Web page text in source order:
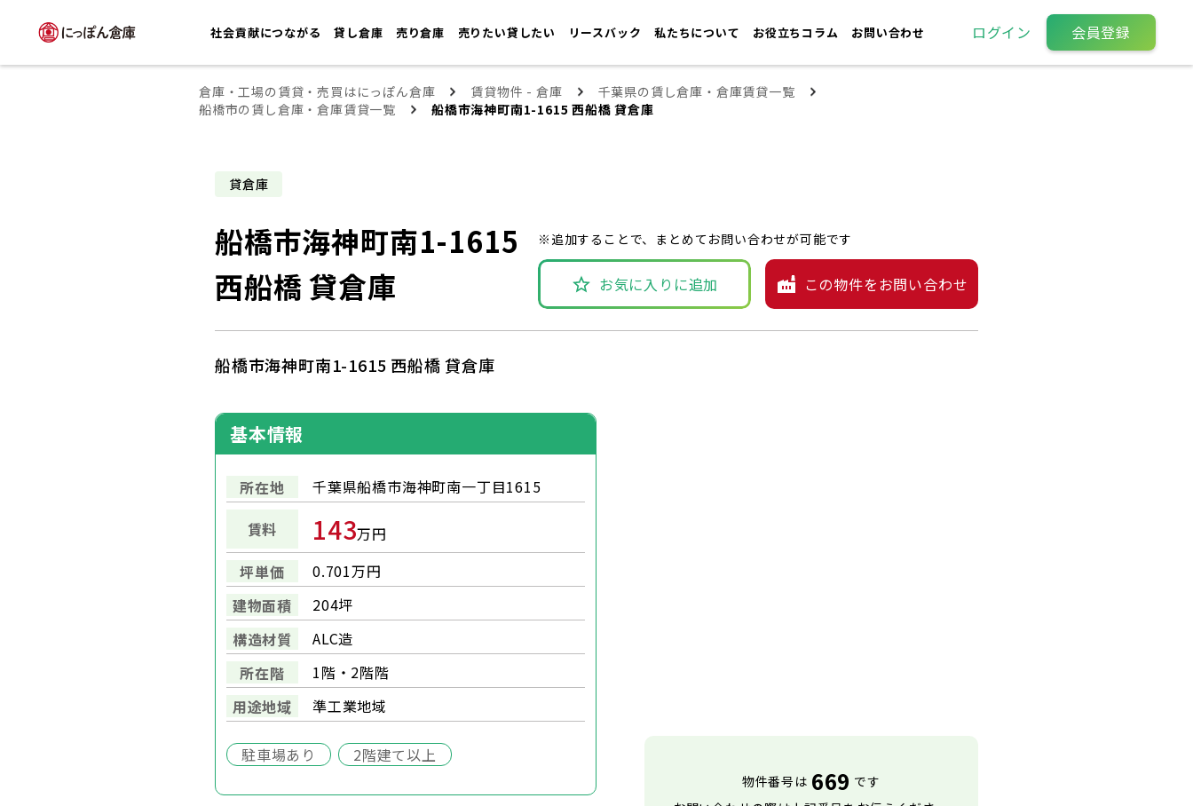
社会貢献につながる 貸し倉庫 売り倉庫 売りたい貸したい リースバック 私たちについて お役立ちコラム お問い合わせ ログイン 会員登録
倉庫・工場の賃貸・売買はにっぽん倉庫 賃貸物件 - 倉庫
千葉県の賃し倉庫・倉庫賃貸一覧
船橋市の賃し倉庫・倉庫賃貸一覧
船橋市海神町南1-1615 西船橋 貸倉庫
貸倉庫
船橋市海神町南1-1615
西船橋 貸倉庫
※追加することで、まとめてお問い合わせが可能です
お気に入りに追加 この物件をお問い合わせ
船橋市海神町南1-1615 西船橋 貸倉庫
基本情報
所在地
千葉県船橋市海神町南一丁目1615
賃料
143万円
坪単価
0.701万円
建物面積
204坪
構造材質
ALC造
所在階
1階・2階階
用途地域
準工業地域
駐車場あり 2階建て以上
物件番号は 669 です